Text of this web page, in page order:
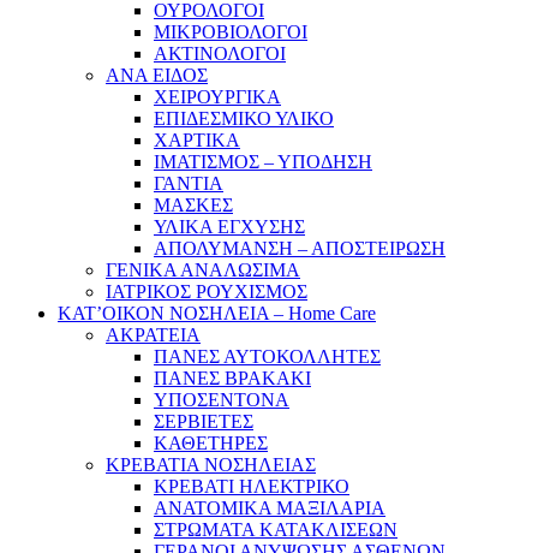
ΟΥΡΟΛΟΓΟΙ
ΜΙΚΡΟΒΙΟΛΟΓΟΙ
ΑΚΤΙΝΟΛΟΓΟΙ
ΑΝΑ ΕΙΔΟΣ
ΧΕΙΡΟΥΡΓΙΚΑ
ΕΠΙΔΕΣΜΙΚΟ ΥΛΙΚΟ
ΧΑΡΤΙΚΑ
ΙΜΑΤΙΣΜΟΣ – ΥΠΟΔΗΣΗ
ΓΑΝΤΙΑ
ΜΑΣΚΕΣ
ΥΛΙΚΑ ΕΓΧΥΣΗΣ
ΑΠΟΛΥΜΑΝΣΗ – ΑΠΟΣΤΕΙΡΩΣΗ
ΓΕΝΙΚΑ ΑΝΑΛΩΣΙΜΑ
ΙΑΤΡΙΚΟΣ ΡΟΥΧΙΣΜΟΣ
ΚΑΤ’ΟΙΚΟΝ ΝΟΣΗΛΕΙΑ – Home Care
ΑΚΡΑΤΕΙΑ
ΠΑΝΕΣ ΑΥΤΟΚΟΛΛΗΤΕΣ
ΠΑΝΕΣ ΒΡΑΚΑΚΙ
ΥΠΟΣΕΝΤΟΝΑ
ΣΕΡΒΙΕΤΕΣ
ΚΑΘΕΤΗΡΕΣ
ΚΡΕΒΑΤΙΑ ΝΟΣΗΛΕΙΑΣ
ΚΡΕΒΑΤΙ ΗΛΕΚΤΡΙΚΟ
ΑΝΑΤΟΜΙΚΑ ΜΑΞΙΛΑΡΙΑ
ΣΤΡΩΜΑΤΑ ΚΑΤΑΚΛΙΣΕΩΝ